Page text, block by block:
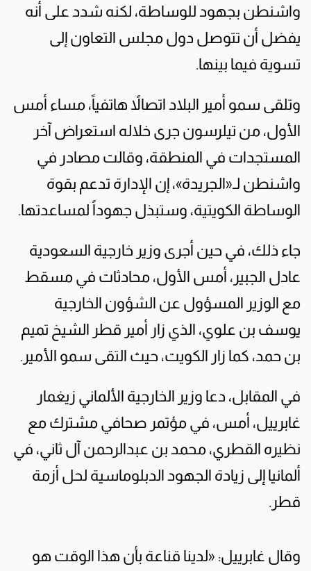
واشنطن بجهود للوساطة، لكنه شدد على أنه
يفضل أن تتوصل دول مجلس التعاون إلى
تسوية فيما بينها.
وتلقى سمو أمير البلاد اتصالاً هاتفياً، مساء أمس
الأول، من تيلرسون جرى خلاله استعراض آخر
المستجدات في المنطقة، وقالت مصادر في
واشنطن لـ«الجريدة»، إن الإدارة تدعم بقوة
الوساطة الكويتية، وستبذل جهوداً لمساعدتها.
جاء ذلك، في حين أجرى وزير خارجية السعودية
عادل الجبير، أمس الأول، محادثات في مسقط
مع الوزير المسؤول عن الشؤون الخارجية
يوسف بن علوي، الذي زار أمير قطر الشيخ تميم
بن حمد، كما زار الكويت، حيث التقى سمو الأمير.
في المقابل، دعا وزير الخارجية الألماني زيغمار
غابرييل، أمس، في مؤتمر صحافي مشترك مع
نظيره القطري، محمد بن عبدالرحمن آل ثاني، في
ألمانيا إلى زيادة الجهود الدبلوماسية لحل أزمة
قطر.
وقال غابرييل: «لدينا قناعة بأن هذا الوقت هو